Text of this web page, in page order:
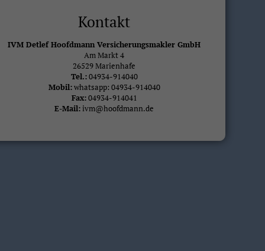
Kontakt
IVM Detlef Hoofdmann Versicherungsmakler GmbH
Am Markt 4
26529 Marienhafe
Tel.:04934-914040
Mobil:whatsapp: 04934-914040
Fax:04934-914041
E-Mail:ivm@hoofdmann.de